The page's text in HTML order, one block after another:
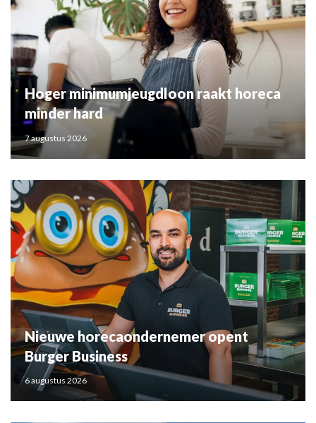
Hoger minimumjeugdloon raakt horeca
minder hard
7 augustus 2026
Nieuwe horecaondernemer opent
Burger Business
6 augustus 2026